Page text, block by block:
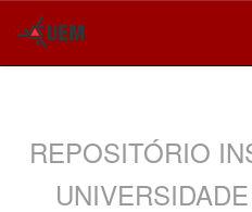
REPOSITÓRIO